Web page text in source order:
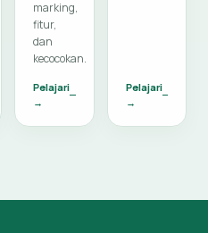
marking,
fitur,
dan
kecocokan.
Pelajari
→
Pelajari
→